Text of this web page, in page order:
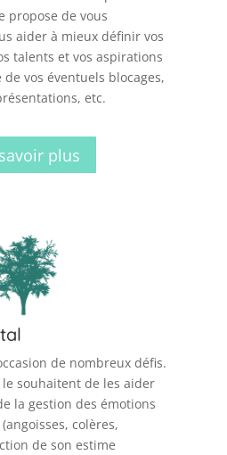
propose de vous
aider à mieux définir vos
talents et vos aspirations
vos éventuels blocages,
etc.
plus
de nombreux défis.
le souhaitent de les aider
la gestion des émotions
colères,
de son estime